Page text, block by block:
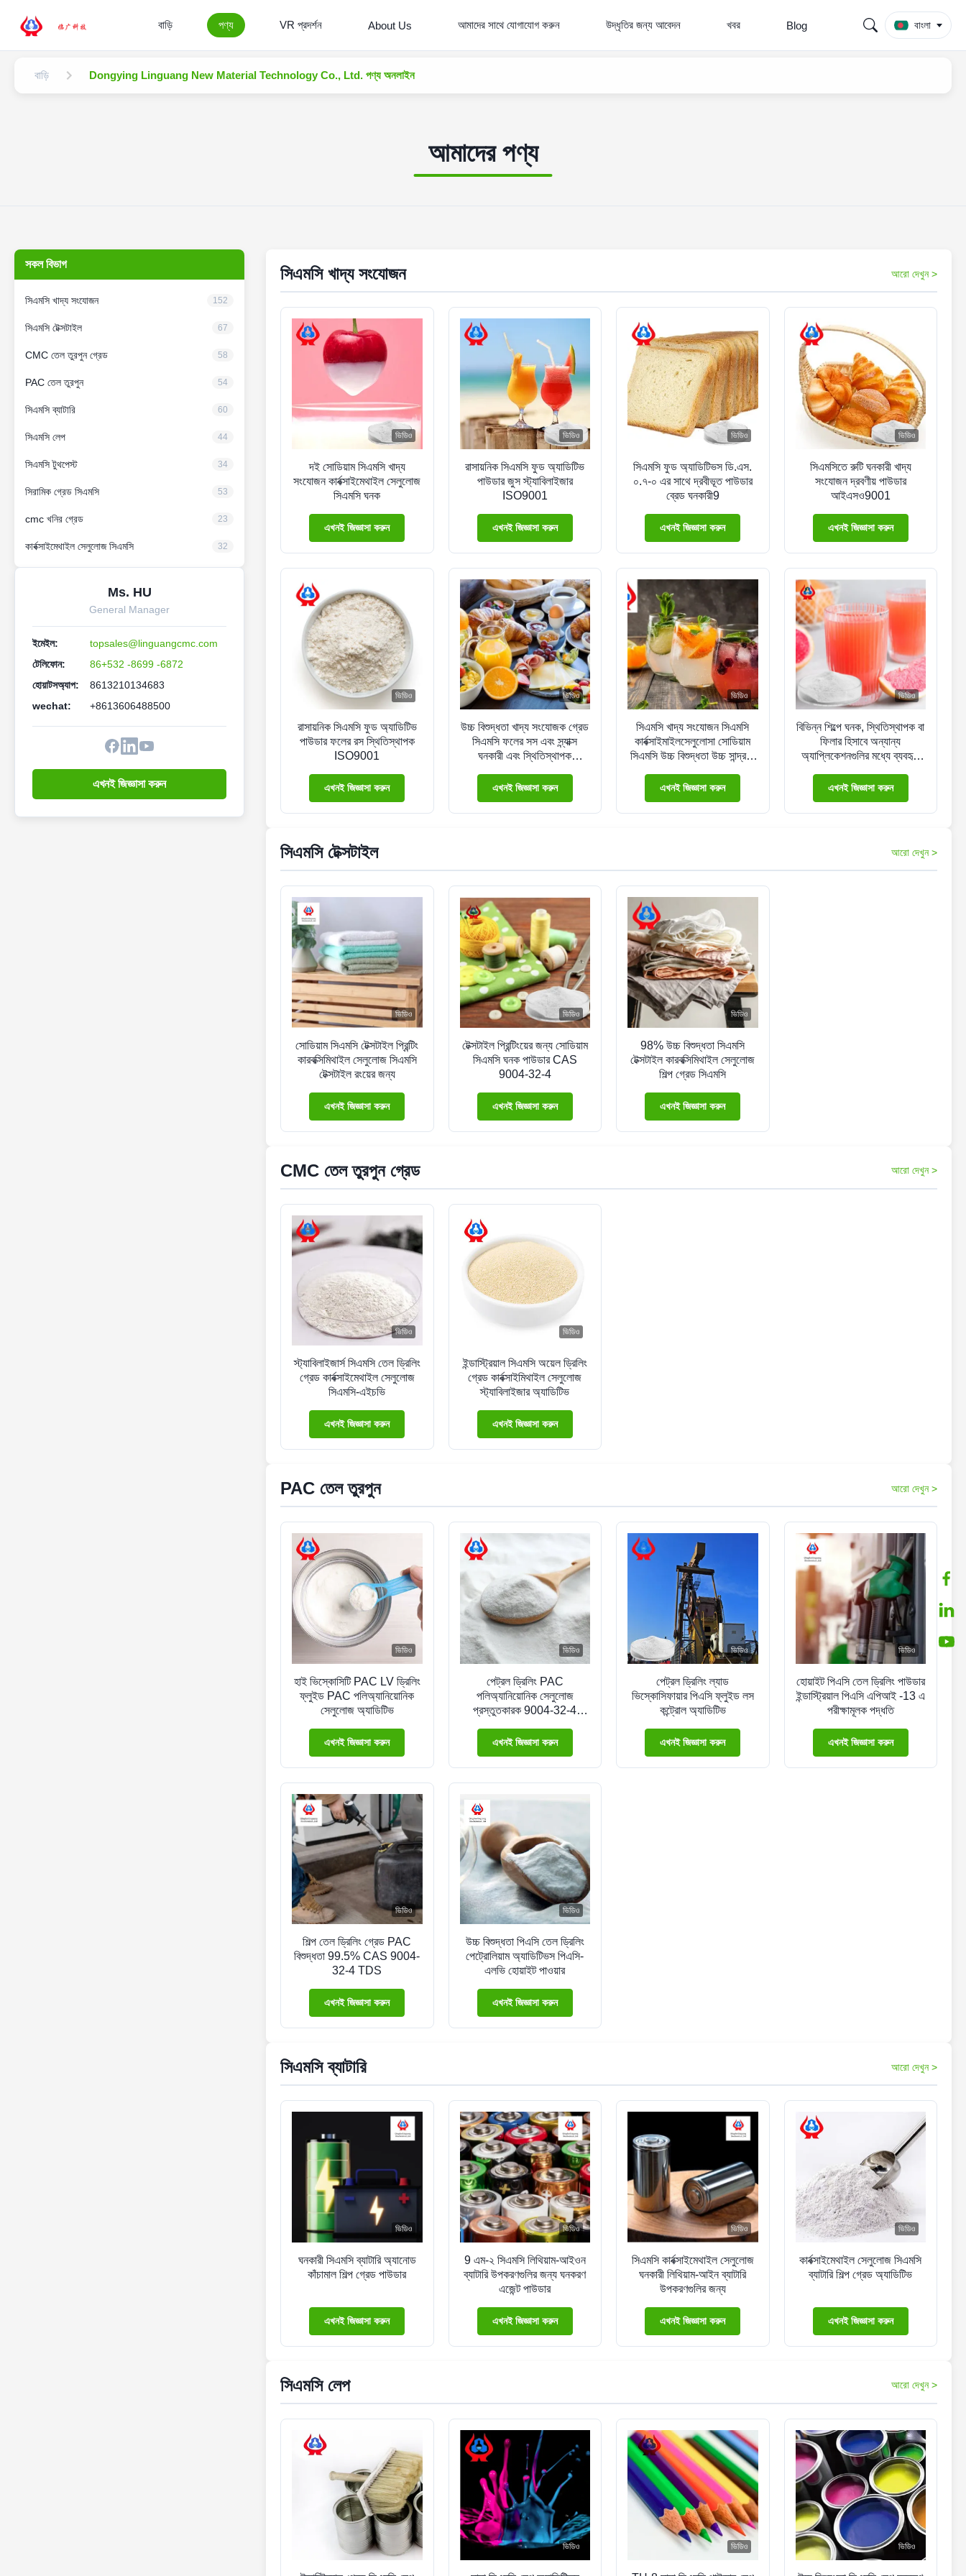
বাড়ি পণ্য VR প্রদর্শন About Us আমাদের সাথে যোগাযোগ করুন উদ্ধৃতির জন্য আবেদন খবর Blog বাংলা
বাড়ি Dongying Linguang New Material Technology Co., Ltd. পণ্য অনলাইন
আমাদের পণ্য
সকল বিভাগ
সিএমসি খাদ্য সংযোজন 152
সিএমসি টেক্সটাইল 67
CMC তেল তুরপুন গ্রেড 58
PAC তেল তুরপুন 54
সিএমসি ব্যাটারি 60
সিএমসি লেপ 44
সিএমসি টুথপেস্ট 34
সিরামিক গ্রেড সিএমসি 53
cmc খনির গ্রেড 23
কার্বক্সাইমেথাইল সেলুলোজ সিএমসি 32
Ms. HU
General Manager
ইমেইল:
topsales@linguangcmc.com
টেলিফোন:
86+532 -8699 -6872
হোয়াটসঅ্যাপ:
8613210134683
wechat:
+8613606488500
এখনই জিজ্ঞাসা করুন
সিএমসি খাদ্য সংযোজন আরো দেখুন >
ভিডিও
দই সোডিয়াম সিএমসি খাদ্য
সংযোজন কার্বক্সাইমেথাইল সেলুলোজ
সিএমসি ঘনক
এখনই জিজ্ঞাসা করুন
ভিডিও
রাসায়নিক সিএমসি ফুড অ্যাডিটিভ
পাউডার জুস স্ট্যাবিলাইজার
ISO9001
এখনই জিজ্ঞাসা করুন
ভিডিও
সিএমসি ফুড অ্যাডিটিভস ডি.এস.
০.৭-০ এর সাথে দ্রবীভূত পাউডার
ব্রেড ঘনকারী9
এখনই জিজ্ঞাসা করুন
ভিডিও
সিএমসিতে রুটি ঘনকারী খাদ্য
সংযোজন দ্রবণীয় পাউডার
আইএসও9001
এখনই জিজ্ঞাসা করুন
ভিডিও
রাসায়নিক সিএমসি ফুড অ্যাডিটিভ
পাউডার ফলের রস স্থিতিস্থাপক
ISO9001
এখনই জিজ্ঞাসা করুন
ভিডিও
উচ্চ বিশুদ্ধতা খাদ্য সংযোজক গ্রেড
সিএমসি ফলের সস এবং স্ন্যাক্স
ঘনকারী এবং স্থিতিস্থাপক
এখনই জিজ্ঞাসা করুন
ভিডিও
সিএমসি খাদ্য সংযোজন সিএমসি
কার্বক্সাইমাইলসেলুলোসা সোডিয়াম
সিএমসি উচ্চ বিশুদ্ধতা উচ্চ সান্দ্রতা
এখনই জিজ্ঞাসা করুন
ভিডিও
বিভিন্ন শিল্পে ঘনক, স্থিতিস্থাপক বা
ফিলার হিসাবে অন্যান্য
অ্যাপ্লিকেশনগুলির মধ্যে ব্যবহৃত
এখনই জিজ্ঞাসা করুন
সিএমসি টেক্সটাইল আরো দেখুন >
ভিডিও
সোডিয়াম সিএমসি টেক্সটাইল প্রিন্টিং
কারবক্সিমিথাইল সেলুলোজ সিএমসি
টেক্সটাইল রংয়ের জন্য
এখনই জিজ্ঞাসা করুন
ভিডিও
টেক্সটাইল প্রিন্টিংয়ের জন্য সোডিয়াম
সিএমসি ঘনক পাউডার CAS
9004-32-4
এখনই জিজ্ঞাসা করুন
ভিডিও
98% উচ্চ বিশুদ্ধতা সিএমসি
টেক্সটাইল কারবক্সিমিথাইল সেলুলোজ
শিল্প গ্রেড সিএমসি
এখনই জিজ্ঞাসা করুন
CMC তেল তুরপুন গ্রেড আরো দেখুন >
ভিডিও
স্ট্যাবিলাইজার্স সিএমসি তেল ড্রিলিং
গ্রেড কার্বক্সাইমেথাইল সেলুলোজ
সিএমসি-এইচভি
এখনই জিজ্ঞাসা করুন
ভিডিও
ইন্ডাস্ট্রিয়াল সিএমসি অয়েল ড্রিলিং
গ্রেড কার্বক্সাইমিথাইল সেলুলোজ
স্ট্যাবিলাইজার অ্যাডিটিভ
এখনই জিজ্ঞাসা করুন
PAC তেল তুরপুন আরো দেখুন >
ভিডিও
হাই ভিস্কোসিটি PAC LV ড্রিলিং
ফ্লুইড PAC পলিঅ্যানিয়োনিক
সেলুলোজ অ্যাডিটিভ
এখনই জিজ্ঞাসা করুন
ভিডিও
পেট্রল ড্রিলিং PAC
পলিঅ্যানিয়োনিক সেলুলোজ
প্রস্তুতকারক 9004-32-4
এখনই জিজ্ঞাসা করুন
ভিডিও
পেট্রল ড্রিলিং ল্যাড
ভিস্কোসিফায়ার পিএসি ফ্লুইড লস
কন্ট্রোল অ্যাডিটিভ
এখনই জিজ্ঞাসা করুন
ভিডিও
হোয়াইট পিএসি তেল ড্রিলিং পাউডার
ইন্ডাস্ট্রিয়াল পিএসি এপিআই -13 এ
পরীক্ষামূলক পদ্ধতি
এখনই জিজ্ঞাসা করুন
ভিডিও
শিল্প তেল ড্রিলিং গ্রেড PAC
বিশুদ্ধতা 99.5% CAS 9004-
32-4 TDS
এখনই জিজ্ঞাসা করুন
ভিডিও
উচ্চ বিশুদ্ধতা পিএসি তেল ড্রিলিং
পেট্রোলিয়াম অ্যাডিটিভস পিএসি-
এলভি হোয়াইট পাওয়ার
এখনই জিজ্ঞাসা করুন
সিএমসি ব্যাটারি আরো দেখুন >
ভিডিও
ঘনকারী সিএমসি ব্যাটারি অ্যানোড
কাঁচামাল শিল্প গ্রেড পাউডার
এখনই জিজ্ঞাসা করুন
ভিডিও
9 এম-২ সিএমসি লিথিয়াম-আইওন
ব্যাটারি উপকরণগুলির জন্য ঘনকরণ
এজেন্ট পাউডার
এখনই জিজ্ঞাসা করুন
ভিডিও
সিএমসি কার্বক্সাইমেথাইল সেলুলোজ
ঘনকারী লিথিয়াম-আইন ব্যাটারি
উপকরণগুলির জন্য
এখনই জিজ্ঞাসা করুন
ভিডিও
কার্বক্সাইমেথাইল সেলুলোজ সিএমসি
ব্যাটারি শিল্প গ্রেড অ্যাডিটিভ
এখনই জিজ্ঞাসা করুন
সিএমসি লেপ আরো দেখুন >
ভিডিও ভিডিও ভিডিও